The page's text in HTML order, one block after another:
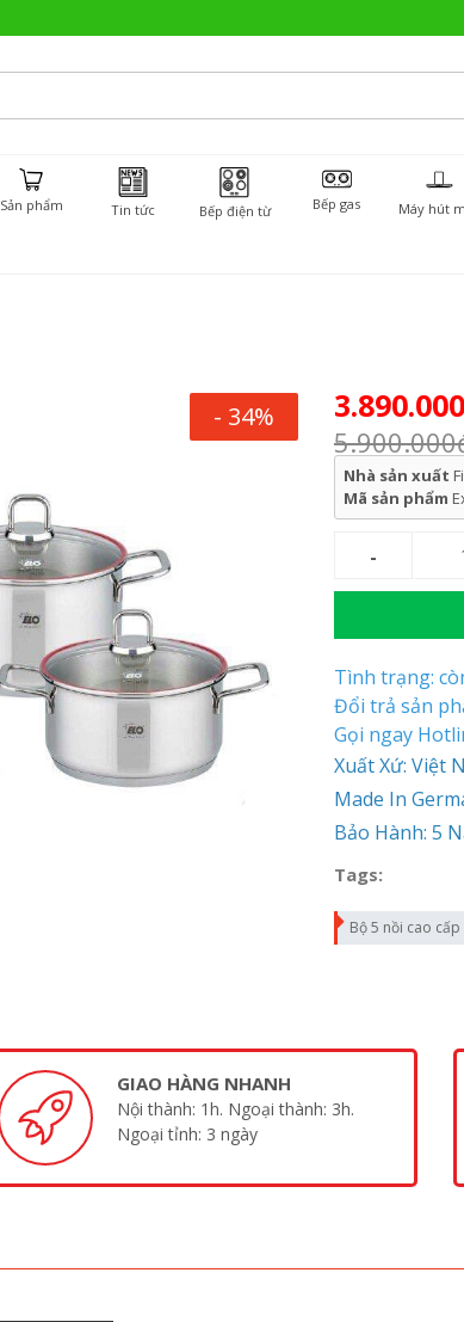
Sản phẩm Tin tức Bếp điện từ Bếp gas Máy hút
- 34%
Nhà sản xuất
Mã sản phẩm
Tình trạng:
Đổi trả sản
Gọi ngay
Xuất Xứ: Việt
Made In
Bảo Hành: 5
Tags:
Bộ 5 nồi cao cấp
GIAO HÀNG NHANH
Nội thành: 1h. Ngoại thành: 3h.
Ngoại tỉnh: 3 ngày